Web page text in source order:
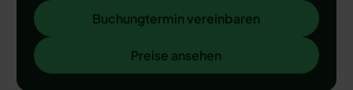
Buchungtermin vereinbaren
Buchungtermin vereinbaren
Preise ansehen
Preise ansehen